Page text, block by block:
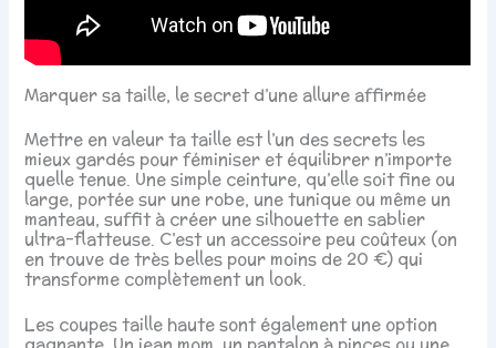
Marquer sa taille, le secret d’une allure affirmée
Mettre en valeur ta taille est l’un des secrets les
mieux gardés pour féminiser et équilibrer n’importe
quelle tenue. Une simple ceinture, qu’elle soit fine ou
large, portée sur une robe, une tunique ou même un
manteau, suffit à créer une silhouette en sablier
ultra-flatteuse. C’est un accessoire peu coûteux (on
en trouve de très belles pour moins de 20 €) qui
transforme complètement un look.
Les coupes taille haute sont également une option